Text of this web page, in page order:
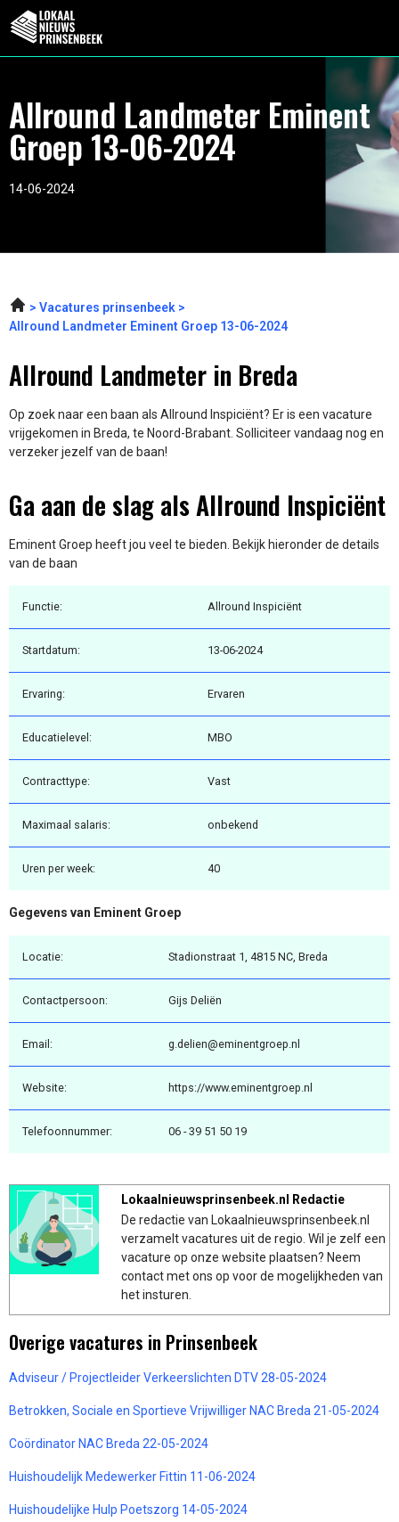
Allround Landmeter Eminent
Groep 13-06-2024
14-06-2024
Vacatures prinsenbeek
Allround Landmeter Eminent Groep 13-06-2024
Allround Landmeter in Breda
Op zoek naar een baan als Allround Inspiciënt? Er is een vacature
vrijgekomen in Breda, te Noord-Brabant. Solliciteer vandaag nog en
verzeker jezelf van de baan!
Ga aan de slag als Allround Inspiciënt
Eminent Groep heeft jou veel te bieden. Bekijk hieronder de details
van de baan
Functie: Allround Inspiciënt
Startdatum: 13-06-2024
Ervaring: Ervaren
Educatielevel: MBO
Contracttype: Vast
Maximaal salaris: onbekend
Uren per week: 40
Gegevens van Eminent Groep
Locatie: Stadionstraat 1, 4815 NC, Breda
Contactpersoon: Gijs Deliën
Email: g.delien@eminentgroep.nl
Website: https://www.eminentgroep.nl
Telefoonnummer: 06 - 39 51 50 19
Lokaalnieuwsprinsenbeek.nl Redactie
De redactie van Lokaalnieuwsprinsenbeek.nl
verzamelt vacatures uit de regio. Wil je zelf een
vacature op onze website plaatsen? Neem
contact met ons op voor de mogelijkheden van
het insturen.
Overige vacatures in Prinsenbeek
Adviseur / Projectleider Verkeerslichten DTV 28-05-2024
Betrokken, Sociale en Sportieve Vrijwilliger NAC Breda 21-05-2024
Coördinator NAC Breda 22-05-2024
Huishoudelijk Medewerker Fittin 11-06-2024
Huishoudelijke Hulp Poetszorg 14-05-2024